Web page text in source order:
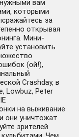
вам
которыми
за
открывая
Мини-
установить
(ой!),
Crashday, в
Lowbuz, Peter
на выживание
они уничтожат
зрителей